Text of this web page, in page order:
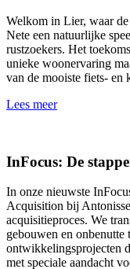
Welkom in Lier, waar
Nete een natuurlijke
rustzoekers. Het
unieke woonervaring
van de mooiste fiets- en
Lees meer
InFocus: De
In onze nieuwste
Acquisition bij
acquisitieproces. We
gebouwen en
ontwikkelingsprojecten
met speciale aandacht